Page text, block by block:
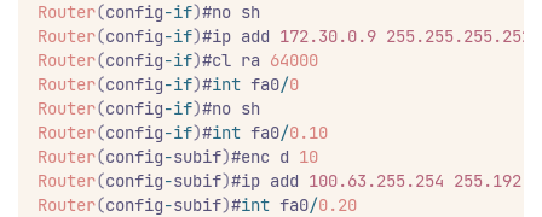
Router(config-if)#no sh
Router(config-if)#ip add 172.30.0.9 255.255.255.252
Router(config-if)#cl ra 64000
Router(config-if)#int fa0/0
Router(config-if)#no sh
Router(config-if)#int fa0/0.10
Router(config-subif)#enc d 10
Router(config-subif)#ip add 100.63.255.254
Router(config-subif)#int fa0/0.20